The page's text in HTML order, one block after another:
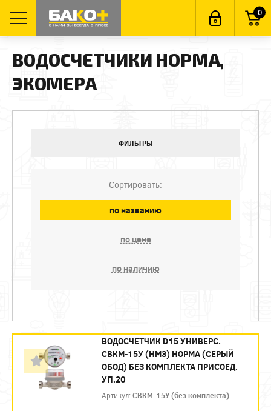
0
ВОДОСЧЕТЧИКИ НОРМА,
ЭКОМЕРА
ФИЛЬТРЫ
Сортировать:
по названию
по цене
по наличию
ВОДОСЧЕТЧИК D15 УНИВЕРС.
СВКМ-15У (НМЗ) НОРМА (СЕРЫЙ
ОБОД) БЕЗ КОМПЛЕКТА ПРИСОЕД.
УП.20
Артикул:СВКМ-15У (без комплекта)